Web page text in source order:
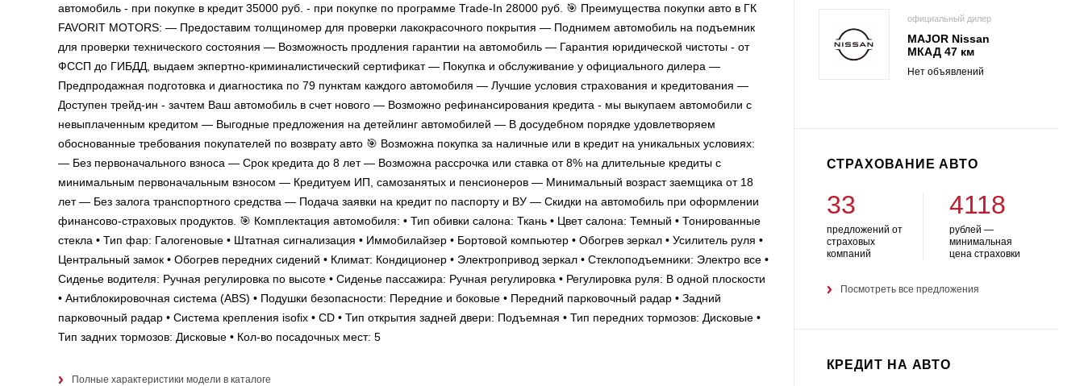
автомобиль - при покупке в кредит 35000 руб. - при покупке по программе Trade-In 28000 руб. 🎯 Преимущества покупки авто в ГК
FAVORIT MOTORS: — Предоставим толщиномер для проверки лакокрасочного покрытия — Поднимем автомобиль на подъемник
для проверки технического состояния — Возможность продления гарантии на автомобиль — Гарантия юридической чистоты - от
ФССП до ГИБДД, выдаем экпертно-криминалистический сертификат — Покупка и обслуживание у официального дилера —
Предпродажная подготовка и диагностика по 79 пунктам каждого автомобиля — Лучшие условия страхования и кредитования —
Доступен трейд-ин - зачтем Ваш автомобиль в счет нового — Возможно рефинансирования кредита - мы выкупаем автомобили с
невыплаченным кредитом — Выгодные предложения на детейлинг автомобилей — В досудебном порядке удовлетворяем
обоснованные требования покупателей по возврату авто 🎯 Возможна покупка за наличные или в кредит на уникальных условиях:
— Без первоначального взноса — Срок кредита до 8 лет — Возможна рассрочка или ставка от 8% на длительные кредиты с
минимальным первоначальным взносом — Кредитуем ИП, самозанятых и пенсионеров — Минимальный возраст заемщика от 18
лет — Без залога транспортного средства — Подача заявки на кредит по паспорту и ВУ — Скидки на автомобиль при оформлении
финансово-страховых продуктов. 🎯 Комплектация автомобиля: • Тип обивки салона: Ткань • Цвет салона: Темный • Тонированные
стекла • Тип фар: Галогеновые • Штатная сигнализация • Иммобилайзер • Бортовой компьютер • Обогрев зеркал • Усилитель руля •
Центральный замок • Обогрев передних сидений • Климат: Кондиционер • Электропривод зеркал • Стеклоподъемники: Электро все •
Сиденье водителя: Ручная регулировка по высоте • Сиденье пассажира: Ручная регулировка • Регулировка руля: В одной плоскости
• Антиблокировочная система (ABS) • Подушки безопасности: Передние и боковые • Передний парковочный радар • Задний
парковочный радар • Система крепления isofix • CD • Тип открытия задней двери: Подъемная • Тип передних тормозов: Дисковые •
Тип задних тормозов: Дисковые • Кол-во посадочных мест: 5
Полные характеристики модели в каталоге
официальный дилер
MAJOR Nissan
МКАД 47 км
Нет объявлений
СТРАХОВАНИЕ АВТО
33
предложений от
страховых
компаний
4118
рублей —
минимальная
цена страховки
Посмотреть все предложения
КРЕДИТ НА АВТО